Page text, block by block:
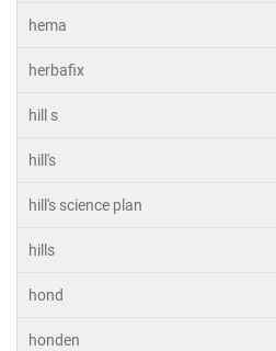
hema
herbafix
hill s
hill's
hill's science plan
hills
hond
honden